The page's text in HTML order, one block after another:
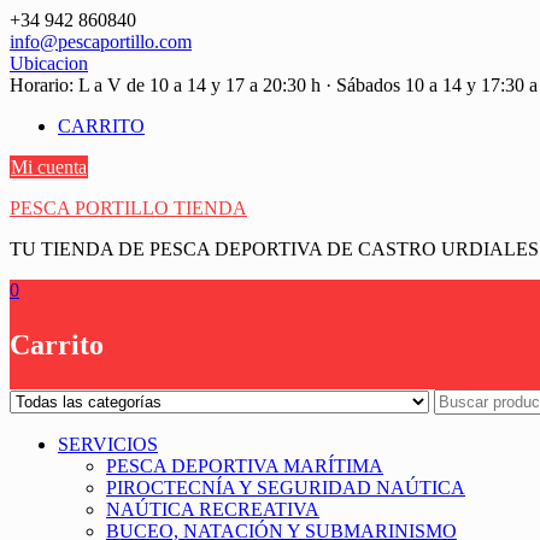
Saltar
contenido
+34 942 860840
info@pescaportillo.com
Ubicacion
Horario: L a V de 10 a 14 y 17 a 20:30 h · Sábados 10 a 14 y 17:30
CARRITO
Mi cuenta
PESCA PORTILLO TIENDA
TU TIENDA DE PESCA DEPORTIVA DE CASTRO URDIALES
0
Carrito
SERVICIOS
PESCA DEPORTIVA MARÍTIMA
PIROCTECNÍA Y SEGURIDAD NAÚTICA
NAÚTICA RECREATIVA
BUCEO, NATACIÓN Y SUBMARINISMO